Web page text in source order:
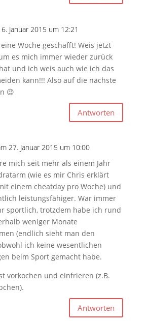
Januar 2015 um 12:21
eine Woche geschafft! Weis jetzt
es mich immer wieder zurück
und ich weis auch wie ich das
kann!!! Also auf die nächste
😉
Antworten
27. Januar 2015 um 10:00
mich seit mehr als einem Jahr
(wie es mir Chris erklärt
einem cheatday pro Woche) und
leistungsfähiger. War immer
sportlich, trotzdem habe ich rund
weniger Monate
(endlich sieht man den
ich keine wesentlichen
beim Sport gemacht habe.
vorkochen und einfrieren (z.B.
Antworten